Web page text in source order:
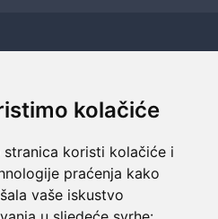
kolačiće
stranica koristi kolačiće i
praćenja kako
vaše iskustvo
vas
novaca
za novac